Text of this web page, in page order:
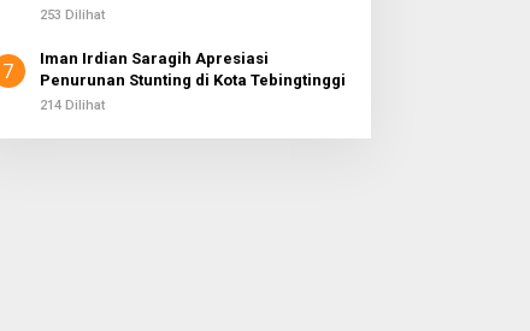
Campaign di PT Pasifik Medan Industri
253 Dilihat
7
Iman Irdian Saragih Apresiasi
Penurunan Stunting di Kota Tebingtinggi
214 Dilihat